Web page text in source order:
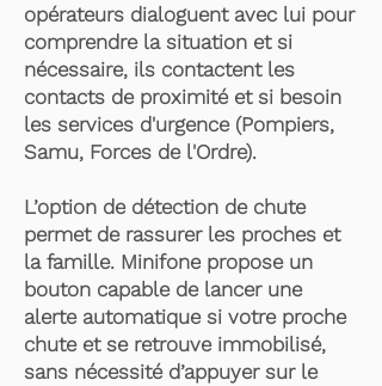
opérateurs dialoguent avec lui pour
comprendre la situation et si
nécessaire, ils contactent les
contacts de proximité et si besoin
les services d'urgence (Pompiers,
Samu, Forces de l'Ordre).
L’option de détection de chute
permet de rassurer les proches et
la famille. Minifone propose un
bouton capable de lancer une
alerte automatique si votre proche
chute et se retrouve immobilisé,
sans nécessité d’appuyer sur le